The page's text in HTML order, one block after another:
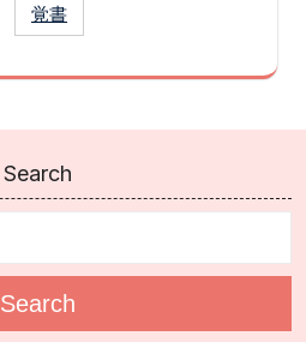
覚書
Search
Search